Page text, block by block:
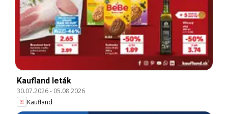
Kaufland leták
30.07.2026- 05.08.2026
Kaufland